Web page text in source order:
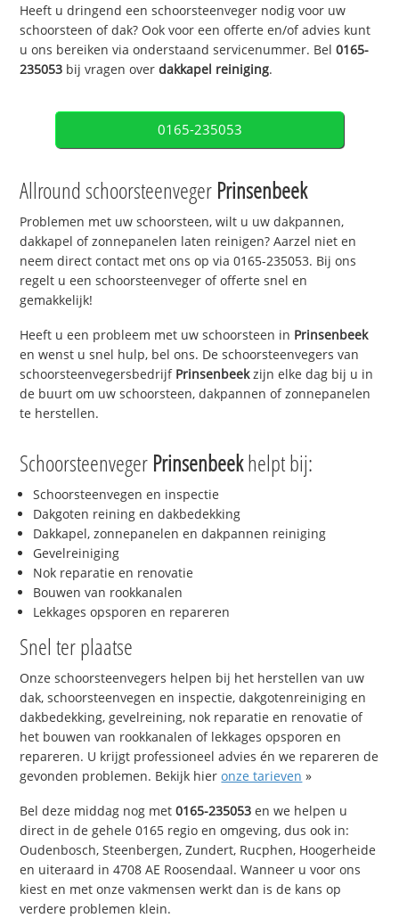
Heeft u dringend een schoorsteenveger nodig voor uw
schoorsteen of dak? Ook voor een offerte en/of advies kunt
u ons bereiken via onderstaand servicenummer. Bel0165-
235053 bij vragen overdakkapel reiniging.
0165-235053
Allround schoorsteenveger Prinsenbeek
Problemen met uw schoorsteen, wilt u uw dakpannen,
dakkapel of zonnepanelen laten reinigen? Aarzel niet en
neem direct contact met ons op via 0165-235053. Bij ons
regelt u een schoorsteenveger of offerte snel en
gemakkelijk!
Heeft u een probleem met uw schoorsteen in Prinsenbeek
en wenst u snel hulp, bel ons. De schoorsteenvegers van
schoorsteenvegersbedrijf Prinsenbeekzijn elke dag bij u in
de buurt om uw schoorsteen, dakpannen of zonnepanelen
te herstellen.
Schoorsteenveger Prinsenbeekhelpt bij:
Schoorsteenvegen en inspectie
Dakgoten reining en dakbedekking
Dakkapel, zonnepanelen en dakpannen reiniging
Gevelreiniging
Nok reparatie en renovatie
Bouwen van rookkanalen
Lekkages opsporen en repareren
Snel ter plaatse
Onze schoorsteenvegers helpen bij het herstellen van uw
dak, schoorsteenvegen en inspectie, dakgotenreiniging en
dakbedekking, gevelreining, nok reparatie en renovatie of
het bouwen van rookkanalen of lekkages opsporen en
repareren. U krijgt professioneel advies én we repareren de
gevonden problemen. Bekijk hieronze tarieven »
Bel deze middag nog met0165-235053 en we helpen u
direct in de gehele 0165 regio en omgeving, dus ook in:
Oudenbosch, Steenbergen, Zundert, Rucphen, Hoogerheide
en uiteraard in 4708 AE Roosendaal. Wanneer u voor ons
kiest en met onze vakmensen werkt dan is de kans op
verdere problemen klein.